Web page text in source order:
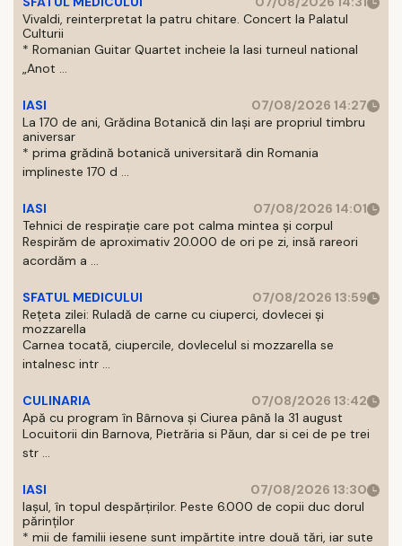
Vivaldi, reinterpretat la patru chitare. Concert la Palatul
Culturii
* Romanian Guitar Quartet incheie la Iasi turneul national
„Anot ...
IASI
07/08/2026 14:27
La 170 de ani, Grădina Botanică din Iași are propriul timbru
aniversar
* prima grădină botanică universitară din Romania
implineste 170 d ...
IASI
07/08/2026 14:01
Tehnici de respirație care pot calma mintea și corpul
Respirăm de aproximativ 20.000 de ori pe zi, insă rareori
acordăm a ...
SFATUL MEDICULUI
07/08/2026 13:59
Rețeta zilei: Ruladă de carne cu ciuperci, dovlecei și
mozzarella
Carnea tocată, ciupercile, dovlecelul si mozzarella se
intalnesc intr ...
CULINARIA
07/08/2026 13:42
Apă cu program în Bârnova și Ciurea până la 31 august
Locuitorii din Barnova, Pietrăria si Păun, dar si cei de pe trei
str ...
IASI
07/08/2026 13:30
Iașul, în topul despărțirilor. Peste 6.000 de copii duc dorul
părinților
* mii de familii iesene sunt impărtite intre două tări, iar sute